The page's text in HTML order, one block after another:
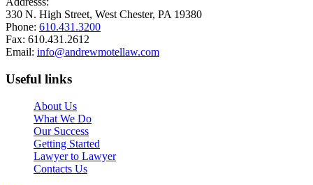
330 N. High Street, West Chester, PA 19380
Phone: 610.431.3200
Fax: 610.431.2612
Email: info@andrewmotellaw.com
Useful links
About Us
What We Do
Our Success
Getting Started
Lawyer to Lawyer
Contacts Us